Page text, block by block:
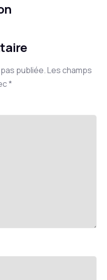
publiée.Les champs
*